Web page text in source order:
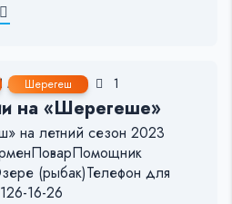
Шерегеш
1 мин. 112 1
на «Шерегеше»
на летний сезон 2023
(рыбак)Телефон для
16-26